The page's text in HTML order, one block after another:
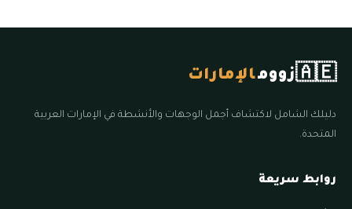
🇦🇪زوومالإمارات
دليلك الشامل لاكتشاف أجمل الوجهات والأنشطة في الإمارات العربية
المتحدة.
روابط سريعة